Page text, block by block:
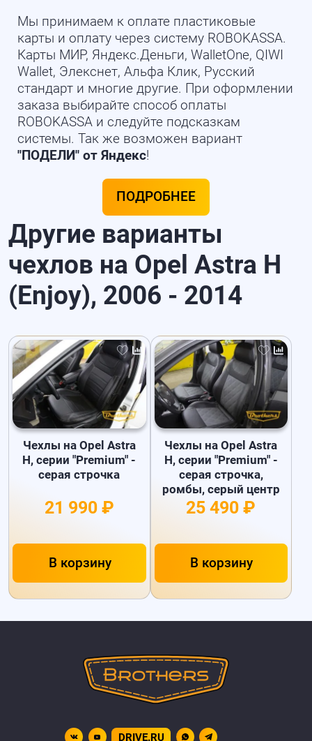
Мы принимаем к оплате пластиковые
карты и оплату через систему ROBOKASSA.
Карты МИР, Яндекс.Деньги, WalletOne, QIWI
Wallet, Элекснет, Альфа Клик, Русский
стандарт и многие другие. При оформлении
заказа выбирайте способ оплаты
ROBOKASSA и следуйте подсказкам
системы. Так же возможен вариант
"ПОДЕЛИ" от Яндекс!
ПОДРОБНЕЕ
Другие варианты
чехлов на Opel Astra H
(Enjoy), 2006 - 2014
Чехлы на Opel Astra
H, серии "Premium" -
серая строчка
21 990 ₽
В корзину
Чехлы на Opel Astra
H, серии "Premium" -
серая строчка,
ромбы, серый центр
25 490 ₽
В корзину
DRIVE.RU